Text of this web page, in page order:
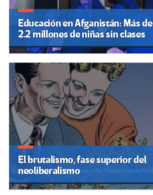
Educación en Afganistán: Más de
2.2 millones de niñas sin clases
El brutalismo, fase superior del
neoliberalismo